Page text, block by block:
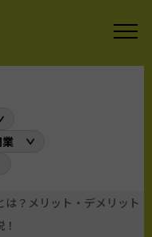
は？メリット・デメリット